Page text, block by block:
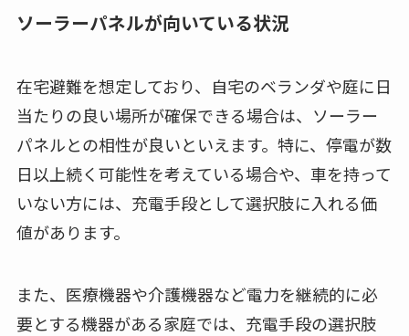
ソーラーパネルが向いている状況
在宅避難を想定しており、自宅のベランダや庭に日
当たりの良い場所が確保できる場合は、ソーラー
パネルとの相性が良いといえます。特に、停電が数
日以上続く可能性を考えている場合や、車を持って
いない方には、充電手段として選択肢に入れる価
値があります。
また、医療機器や介護機器など電力を継続的に必
要とする機器がある家庭では、充電手段の選択肢